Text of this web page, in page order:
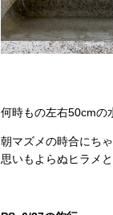
何時もの左右50cmの
朝マズメの時合にち
思いもよらぬヒラメ